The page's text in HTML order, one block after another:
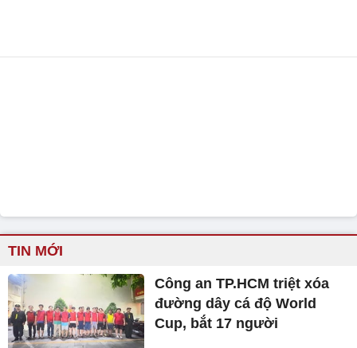
TIN MỚI
Công an TP.HCM triệt xóa
đường dây cá độ World
Cup, bắt 17 người